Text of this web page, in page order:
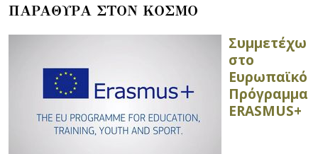
ΠΑΡΑΘΥΡΑ ΣΤΟΝ ΚΟΣΜΟ
Συμμετέχω
στο
Ευρωπαϊκό
Πρόγραμμα
ERASMUS+